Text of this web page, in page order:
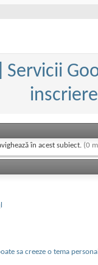
] Servicii
în acest subiect. (0
sa creeze o tema